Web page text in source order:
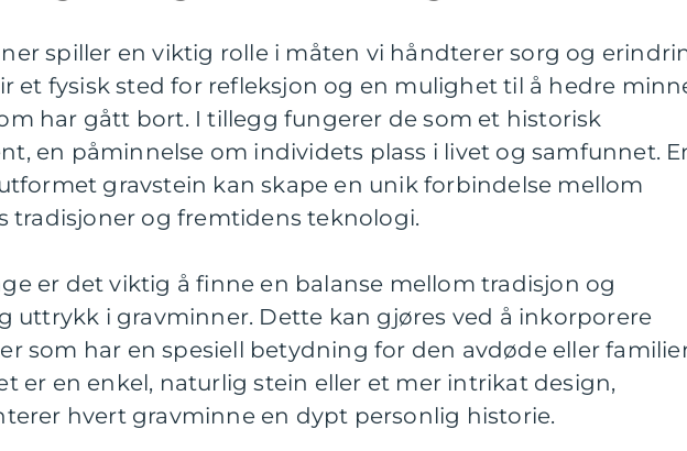
spiller en viktig rolle i måten vi håndterer sorg og
et fysisk sted for refleksjon og en mulighet til å hedre
har gått bort. I tillegg fungerer de som et historisk
en påminnelse om individets plass i livet og samfunnet.
gravstein kan skape en unik forbindelse mellom
tradisjoner og fremtidens teknologi.
er det viktig å finne en balanse mellom tradisjon og
uttrykk i gravminner. Dette kan gjøres ved å inkorporere
som har en spesiell betydning for den avdøde eller
er en enkel, naturlig stein eller et mer intrikat design,
hvert gravminne en dypt personlig historie.